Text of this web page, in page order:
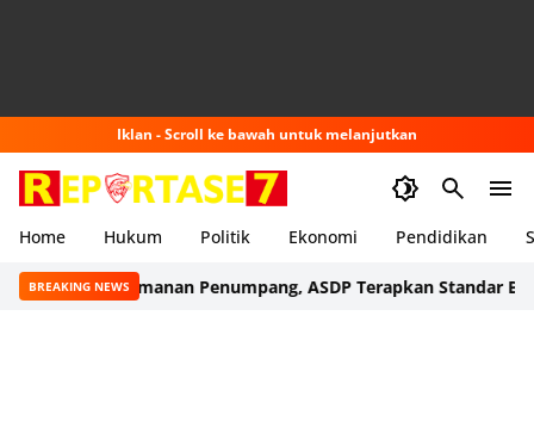
Iklan - Scroll ke bawah untuk melanjutkan
Home Hukum Politik Ekonomi Pendidikan
BREAKING NEWS
Demi Keamanan Penumpang, ASDP Terapkan Standar Baru di